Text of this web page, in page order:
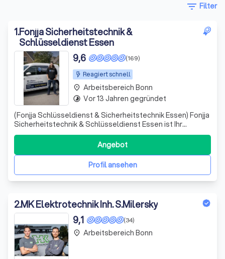
filter_list Filter
1.Fonjja Sicherheitstechnik &
Schlüsseldienst Essen
Reagiert schnell
(169)
9,6
(Fonjja Schlüsseldienst & Sicherheitstechnik Essen) Fonjja
Sicherheitstechnik & Schlüsseldienst Essen ist Ihr
zuverlässiger Ansprechpartner für schnelle und
professionelle Hilfe rund um Türöffnungen und
Sicherheitstechnik. Wir stehen Ihnen 24 Stunden am Tag,
7 Tage die Woche zur Verfügung – egal o
Profil ansehen
Angebot
place Arbeitsbereich Bonn
timelapse Vor 13 Jahren gegründet
2.MK Elektrotechnik Inh. S.Milersky
(34)
9,1
place Arbeitsbereich Bonn